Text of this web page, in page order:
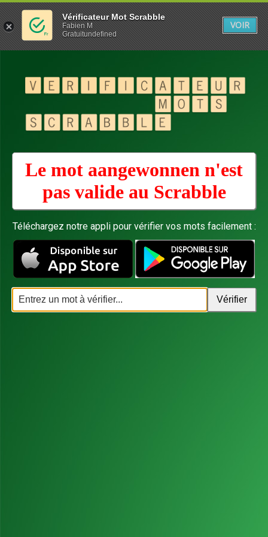
Le mot aangewonnen n'est
pas valide au Scrabble
Téléchargez notre appli pour vérifier vos mots facilement :
Vérificateur Mot Scrabble
Fabien M
Gratuitundefined
VOIR